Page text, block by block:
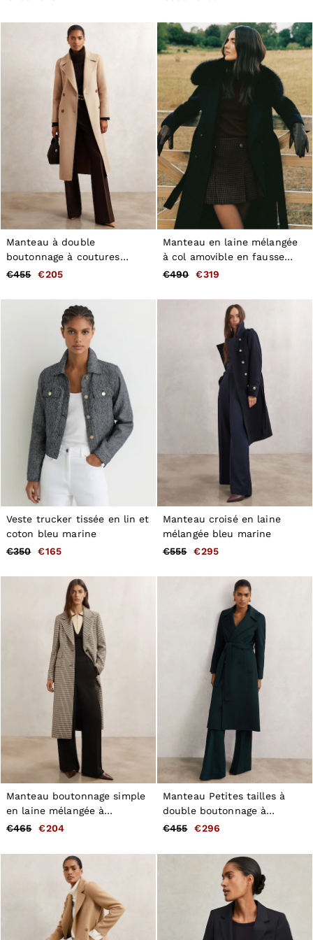
Manteau à double
boutonnage à coutures
invisibles en laine mélangée
€455 €205
Manteau en laine mélangée
à col amovible en fausse
fourrure, noir
€490 €319
Veste trucker tissée en lin et
coton bleu marine
€350
€165
Manteau croisé en laine
mélangée bleu marine
€555
€295
Manteau boutonnage simple
en laine mélangée à
carreaux, neutre
€465 €204
Manteau Petites tailles à
double boutonnage à
coutures invisibles en laine
€455 €296